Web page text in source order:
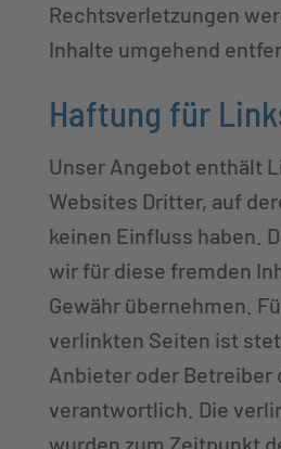
Rechtsverletzungen
Inhalte umgehend
Haftung für
Unser Angebot enthält
Websites Dritter, auf
keinen Einfluss haben.
wir für diese fremden
Gewähr übernehmen.
verlinkten Seiten ist
Anbieter oder Betreiber
verantwortlich. Die
wurden zum Zeitpunkt